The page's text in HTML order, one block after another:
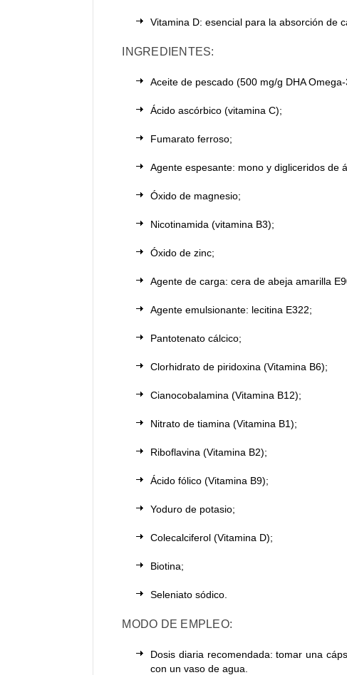
Vitamina D: esencial para la absorción de
INGREDIENTES:
Aceite de pescado (500 mg/g DHA
Ácido ascórbico (vitamina C);
Fumarato ferroso;
Agente espesante: mono y digliceridos de
Óxido de magnesio;
Nicotinamida (vitamina B3);
Óxido de zinc;
Agente de carga: cera de abeja amarilla
Agente emulsionante: lecitina E322;
Pantotenato cálcico;
Clorhidrato de piridoxina (Vitamina B6);
Cianocobalamina (Vitamina B12);
Nitrato de tiamina (Vitamina B1);
Riboflavina (Vitamina B2);
Ácido fólico (Vitamina B9);
Yoduro de potasio;
Colecalciferol (Vitamina D);
Biotina;
Seleniato sódico.
MODO DE EMPLEO:
Dosis diaria recomendada: tomar una
con un vaso de agua.